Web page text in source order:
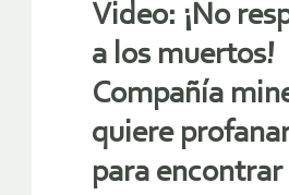
Video: ¡No
a los muertos!
Compañía
quiere
para